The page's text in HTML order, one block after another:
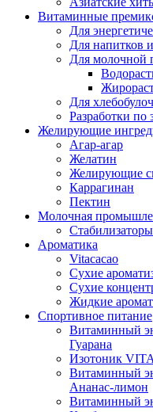
Витаминные
Для
Для напитков
Для молочной
Для
Разработки по
Желирующие
Агар-агар
Желатин
Желирующие
Каррагинан
Пектин
Молочная
Ароматика
Vitacacao
Сухие
Сухие
Жидкие
Спортивное питание
Витаминный
Гуарана
Изотоник
Витаминный
Ананас-лимон
Витаминный